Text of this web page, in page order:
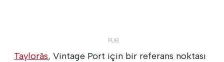
Taylorâs, Vintage Port için bir referans noktası